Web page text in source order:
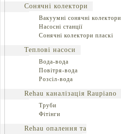
Сонячні колектори
Вакуумні сонячні колектори
Насосні станції
Сонячні колектори пласкі
Теплові насоси
Вода-вода
Повітря-вода
Розсіл-вода
Rehau каналізація Raupiano
Труби
Фітінги
Rehau опалення та